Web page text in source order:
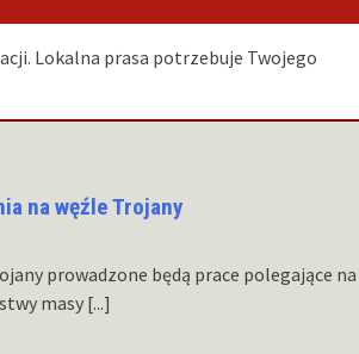
Lokalna prasa potrzebuje Twojego
na węźle Trojany
prowadzone będą prace polegające na
masy [...]